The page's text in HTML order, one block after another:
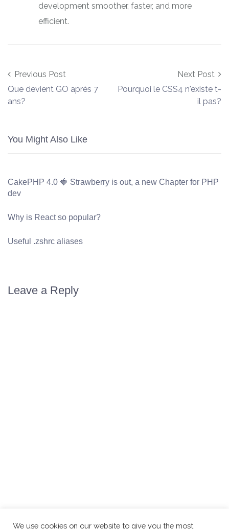
development smoother, faster, and more
efficient.
Post navigation
Previous Post
Que devient GO après 7
ans?
Next Post
Pourquoi le CSS4 n'existe t-
il pas?
You Might Also Like
CakePHP 4.0 🍓 Strawberry is out, a new Chapter for PHP
dev
Why is React so popular?
Useful .zshrc aliases
Leave a Reply
We use cookies on our website to give you the most